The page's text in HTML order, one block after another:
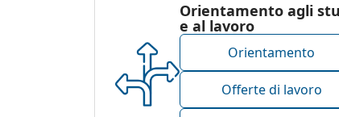
Orientamento agli
e al lavoro
Orientamento
Offerte di lavoro